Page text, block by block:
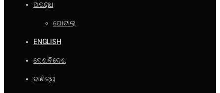
ଅପରାଧ
ଘୋଟାଲା
ENGLISH
ଦେଶ ବିଦେଶ
ବାଣିଜ୍ୟ